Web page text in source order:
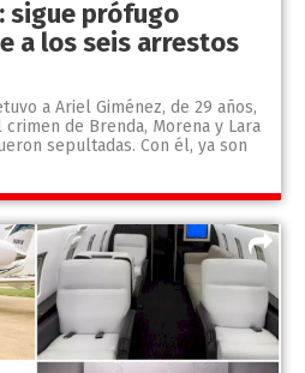
sigue prófugo
a los seis arrestos
a Ariel Giménez, de 29 años,
de Brenda, Morena y Lara
sepultadas. Con él, ya son